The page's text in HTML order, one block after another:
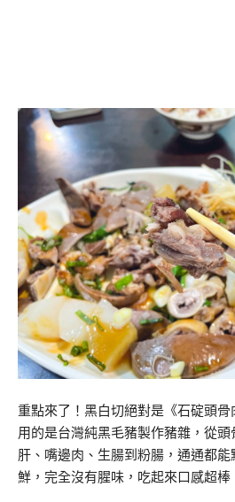
重點來了！黑白切絕對是《石碇頭
用的是台灣純黑毛豬製作豬雜，從
肝、嘴邊肉、生腸到粉腸，通通都
鮮，完全沒有腥味，吃起來口感超棒